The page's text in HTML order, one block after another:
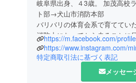
岐阜県出身、４3歳。 加茂高校
ト部→犬山市消防本部
バリバリの体育会系で育ててい
消防士になってから走ることに
42.195km走り終わった後に飲ん
ングの超リーズナブルな瓶ビー
な景色と走り終えた達成感が何
ルルは最高の瞬間でした。
https://www.instagram.com/
特定商取引法に基づく表記
メッセー